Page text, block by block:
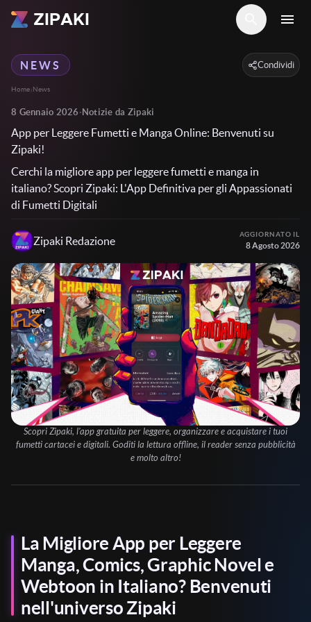
ZIPAKI menu
NEWS
Home›News
Condividi
8 Gennaio 2026 · Notizie da Zipaki
App per Leggere Fumetti e Manga Online: Benvenuti su
Zipaki!
Cerchi la migliore app per leggere fumetti e manga in
italiano? Scopri Zipaki: L'App Definitiva per gli Appassionati
di Fumetti Digitali
Zipaki Redazione AGGIORNATO IL
8 Agosto 2026
Scopri Zipaki, l'app gratuita per leggere, organizzare e acquistare i tuoi
fumetti cartacei e digitali. Goditi la lettura offline, il reader senza pubblicità
e molto altro!
La Migliore App per Leggere
Manga, Comics, Graphic Novel e
Webtoon in Italiano? Benvenuti
nell'universo Zipaki